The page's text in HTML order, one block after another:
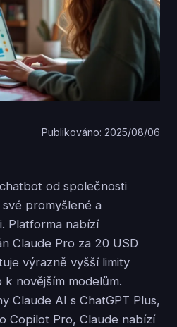
Publikováno: 2025/08/06
od společnosti
promyšlené a
Platforma nabízí
Claude Pro za 20 USD
výrazně vyšší limity
novějším modelům.
Claude AI s ChatGPT Plus,
Copilot Pro, Claude nabízí